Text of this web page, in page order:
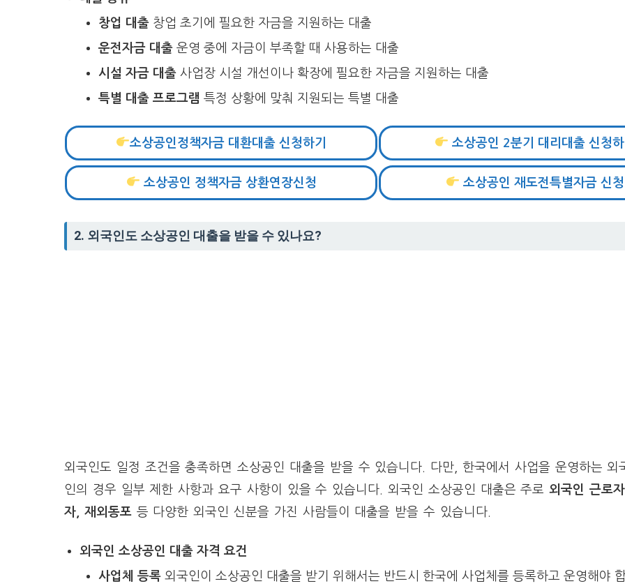
창업 대출창업 초기에 필요한 자금을 지원하는 대출
운전자금 대출운영 중에 자금이 부족할 때 사용하는 대출
시설 자금 대출사업장 시설 개선이나 확장에 필요한 자금을 지원하는 대출
특별 대출 프로그램 특정 상황에 맞춰 지원되는 특별 대출
소상공인정책자금 대환대출 신청하기 소상공인 2분기 대리대출 신청
소상공인 정책자금 상환연장신청 소상공인 재도전특별자금 신청
2. 외국인도 소상공인 대출을 받을 수 있나요?
외국인도 일정 조건을 충족하면 소상공인 대출을 받을 수 있습니다. 다만, 한국에서 사업을 운영하는 외
인의 경우 일부 제한 사항과 요구 사항이 있을 수 있습니다. 외국인 소상공인 대출은 주로외국인 근로
자, 재외동포등 다양한 외국인 신분을 가진 사람들이 대출을 받을 수 있습니다.
외국인 소상공인 대출 자격 요건
사업체 등록외국인이 소상공인 대출을 받기 위해서는 반드시 한국에 사업체를 등록하고 운영해야